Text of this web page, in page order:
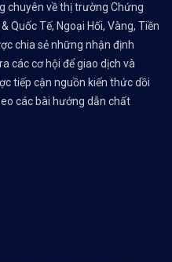
chuyên về thị trường Chứng
Quốc Tế, Ngoại Hối, Vàng, Tiền
chia sẻ những nhận định
các cơ hội để giao dịch và
tiếp cận nguồn kiến thức dồi
các bài hướng dẫn chất